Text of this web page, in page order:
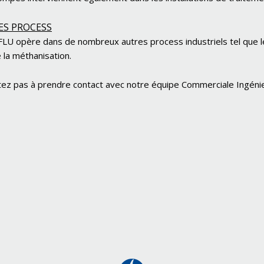
PROCESS
opère dans de nombreux autres process industriels tel que
la méthanisation.
pas à prendre contact avec notre équipe Commerciale